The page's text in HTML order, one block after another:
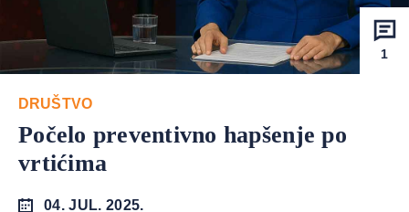
1
DRUŠTVO
Počelo preventivno hapšenje po
vrtićima
04. JUL. 2025.